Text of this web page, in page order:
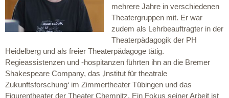
mehrere Jahre in verschiedenen
Theatergruppen mit. Er war
zudem als Lehrbeauftragter in der
Theaterpädagogik der PH
Heidelberg und als freier Theaterpädagoge tätig.
Regieassistenzen und -hospitanzen führten ihn an die Bremer
Shakespeare Company, das ‚Institut für theatrale
Zukunftsforschung‘ im Zimmertheater Tübingen und das
Figurentheater der Theater Chemnitz. Ein Fokus seiner Arbeit ist